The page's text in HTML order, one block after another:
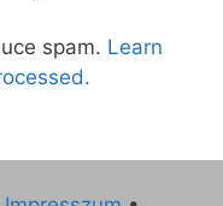
spam. Learn